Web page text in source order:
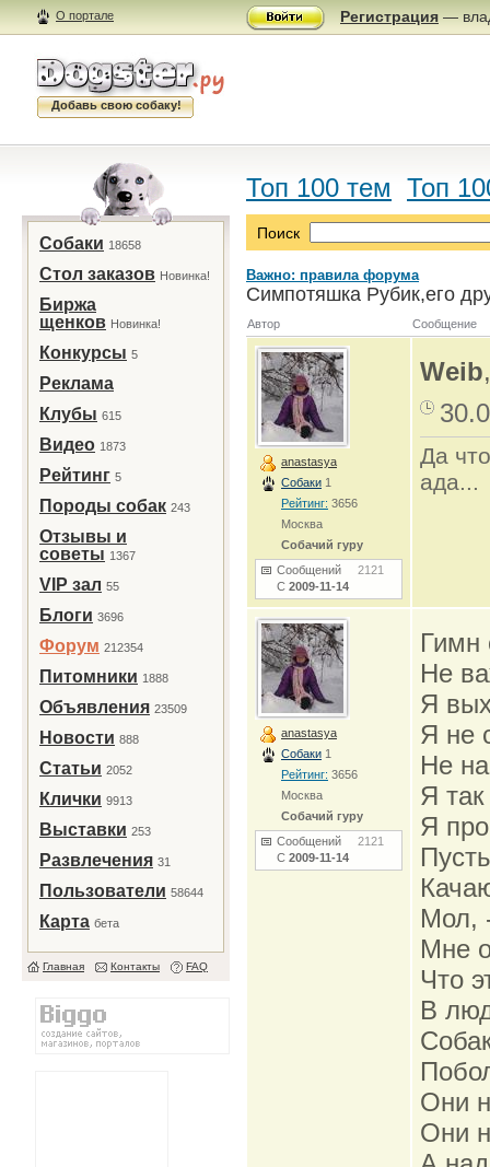
О портале Регистрация —
Добавь свою собаку!
Собаки 18658
Стол заказов Новинка!
Биржа
щенков Новинка!
Конкурсы 5
Реклама
Клубы 615
Видео 1873
Рейтинг 5
Породы собак 243
Отзывы и
советы 1367
VIP зал 55
Блоги 3696
Форум 212354
Питомники 1888
Объявления 23509
Новости 888
Статьи 2052
Клички 9913
Выставки 253
Развлечения 31
Пользователи 58644
Карта бета
Главная Контакты FAQ
Топ 100 тем Топ
Поиск
Важно: правила форума
Симпотяшка Рубик,его
Автор Сообщение
anastasya
Собаки 1
Рейтинг: 3656
Москва
Собачий гуру
Сообщений 2121
С 2009-11-14
Weib
Да
ада...
anastasya
Собаки 1
Рейтинг: 3656
Москва
Собачий гуру
Сообщений 2121
С 2009-11-14
Гимн
Не
Я
Я не
Не
Я
Я
Мол,
Мне
Что
В
Они
Они